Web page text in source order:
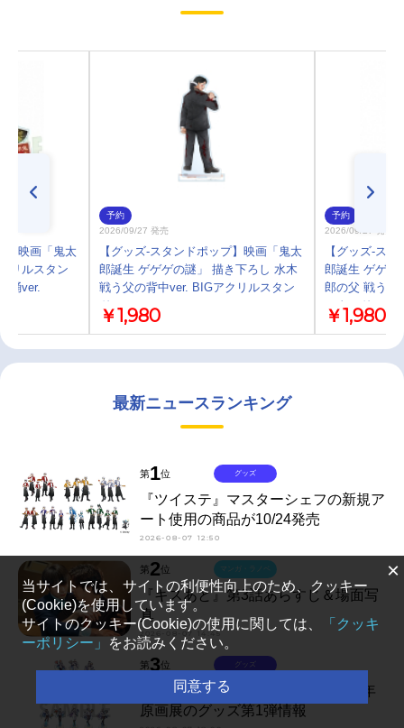
】映画「鬼太
リルスタン
踊ver.
予約
2026/09/27 発売
【グッズ-スタンドポップ】映画「鬼太
郎誕生 ゲゲゲの謎」 描き下ろし 水木
戦う父の背中ver. BIGアクリルスタン
ド
￥1,980
予約
2026/09/27 発売
【グッズ-ス
郎誕生 ゲゲゲ
郎の父 戦う父
スタンド
￥1,980
最新ニュースランキング
第1位
『ツイステ』マスターシェフの新規ア
ート使用の商品が10/24発売
2026-08-07 12:50
グッズ
第2位
『キスあと』第3話あらすじ＆場面写
真
2026-08-07 14:45
マンガ・ラノベ
第3位
10月・11月開催『ヘタリア』20周年
原画展のグッズ第1弾情報
グッズ
×
当サイトでは、サイトの利便性向上のため、クッキー
(Cookie)を使用しています。
サイトのクッキー(Cookie)の使用に関しては、
「クッキ
ーポリシー」
をお読みください。
同意する